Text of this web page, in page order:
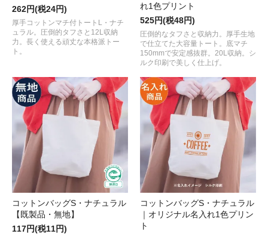
262円(税24円)
厚手コットンマチ付トートL・ナチ
ュラル。圧倒的タフさと12L収納
力。長く使える頑丈な本格派トー
ト。
れ1色プリント
525円(税48円)
圧倒的なタフさと収納力。厚手生地
で仕立てた大容量トート。底マチ
150mmで安定感抜群。20L収納。シ
ルク印刷で美しく仕上げ。
コットンバッグS・ナチュラル
【既製品・無地】
117円(税11円)
コットンバッグS・ナチュラル
｜オリジナル名入れ1色プリン
ト